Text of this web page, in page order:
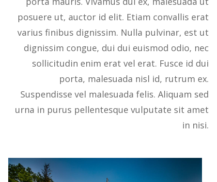
posuere ut, auctor id elit. Etiam convallis erat
varius finibus dignissim. Nulla pulvinar, est ut
dignissim congue, dui dui euismod odio, nec
sollicitudin enim erat vel erat. Fusce id dui
porta, malesuada nisl id, rutrum ex.
Suspendisse vel malesuada felis. Aliquam sed
urna in purus pellentesque vulputate sit amet
in nisi.